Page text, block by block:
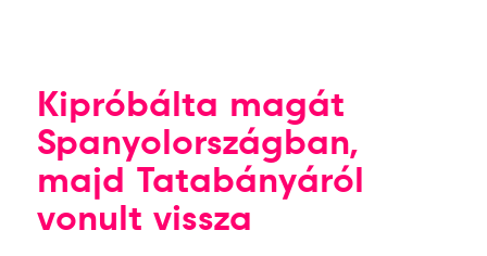
Kipróbálta magát
Spanyolországban,
majd Tatabányáról
vonult vissza